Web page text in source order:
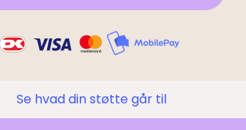
Se hvad din støtte går til